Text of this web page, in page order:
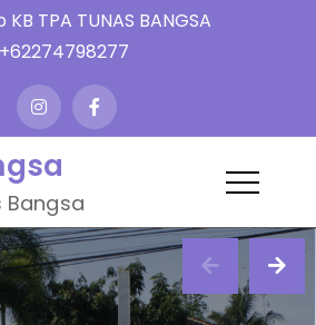
TPA TUNAS BANGSA
+62274798277
Bangsa